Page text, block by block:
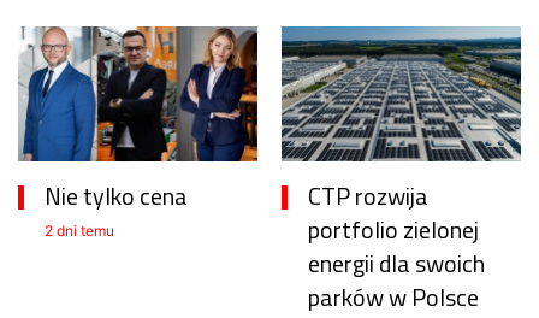
Nie tylko cena
2 dni temu
CTP rozwija
portfolio zielonej
energii dla swoich
parków w Polsce